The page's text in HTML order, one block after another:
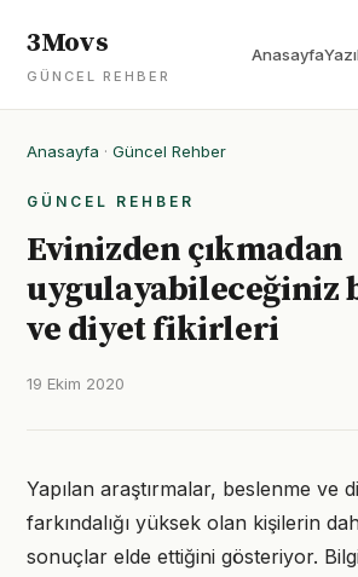
3Movs
GÜNCEL REHBER
Anasayfa
Anasayfa · Güncel Rehber
GÜNCEL REHBER
Evinizden çıkmadan
uygulayabileceğiniz
ve diyet fikirleri
19 Ekim 2020
Yapılan araştırmalar, beslenme ve
farkındalığı yüksek olan kişilerin
sonuçlar elde ettiğini gösteriyor.